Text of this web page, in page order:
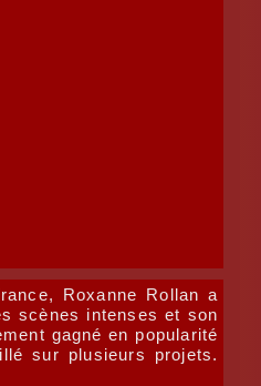
Roxanne Rollan a
scènes intenses et son
gagné en popularité
sur plusieurs projets.